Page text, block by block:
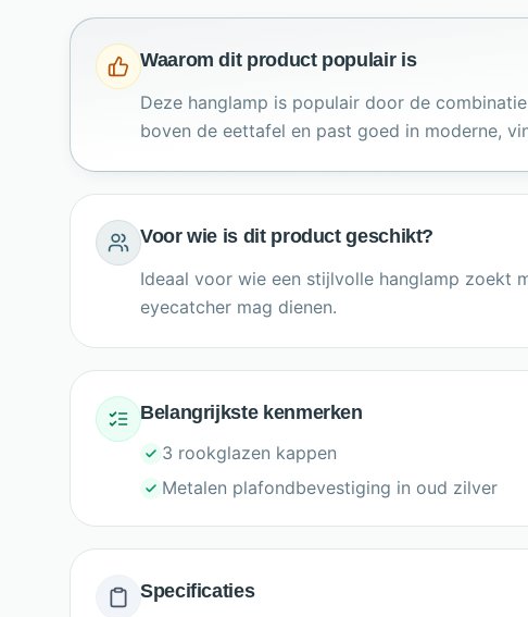
Waarom dit product populair is
Deze hanglamp is populair door de
boven de eettafel en past goed in moderne,
Voor wie is dit product geschikt?
Ideaal voor wie een stijlvolle hanglamp zoekt
eyecatcher mag dienen.
Belangrijkste kenmerken
3 rookglazen kappen
Metalen plafondbevestiging in oud zilver
Specificaties